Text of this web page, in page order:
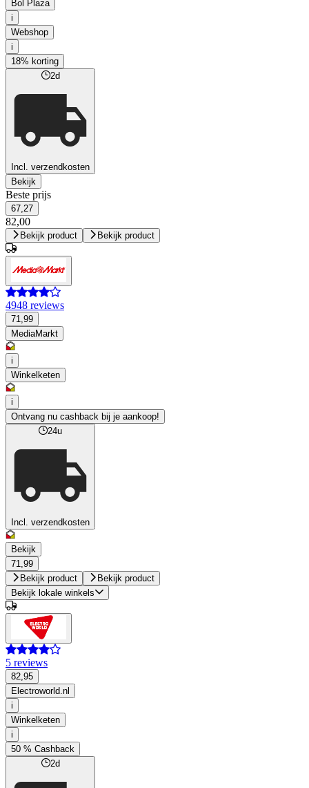
Bol Plaza
i
Webshop
i
18% korting
2d
Incl. verzendkosten
Bekijk
Beste prijs
67,27
82,00
Bekijk product Bekijk product
4948 reviews
71,99
MediaMarkt
i
Winkelketen
i
Ontvang nu cashback bij je aankoop!
24u
Incl. verzendkosten
Bekijk
71,99
Bekijk product
Bekijk product
Bekijk lokale winkels
5 reviews
82,95
Electroworld.nl
i
Winkelketen
i
50 % Cashback
2d